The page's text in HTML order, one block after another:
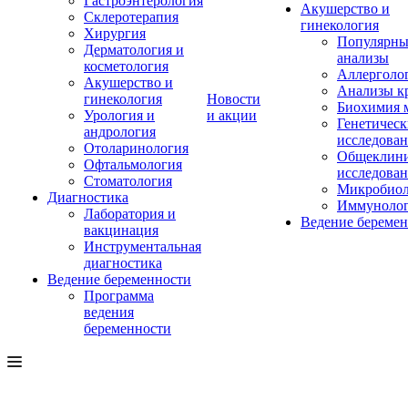
Склеротерапия
Хирургия
Дерматология и
косметология
Акушерство и
гинекология
Урология и
андрология
Отоларинология
Офтальмология
Стоматология
Диагностика
Лаборатория и
вакцинация
Инструментальная
диагностика
Ведение беременности
Программа
ведения
беременности
Новости
и акции
Акушерство и
гинекология
анализы
Анализы
Биохимия
Ведение